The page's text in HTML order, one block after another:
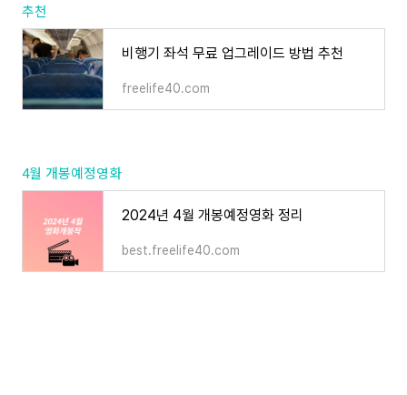
추천
비행기 좌석 무료 업그레이드 방법 추천
freelife40.com
4월 개봉예정영화
2024년 4월 개봉예정영화 정리
best.freelife40.com